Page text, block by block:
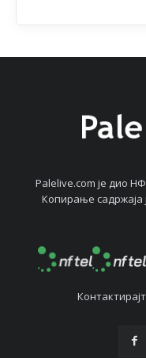
Palelive.com јe дио
Копирањe